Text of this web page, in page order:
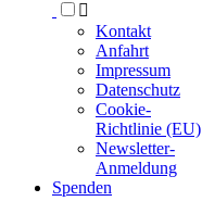

Kontakt
Anfahrt
Impressum
Datenschutz
Cookie-
Richtlinie (EU)
Newsletter-
Anmeldung
Spenden